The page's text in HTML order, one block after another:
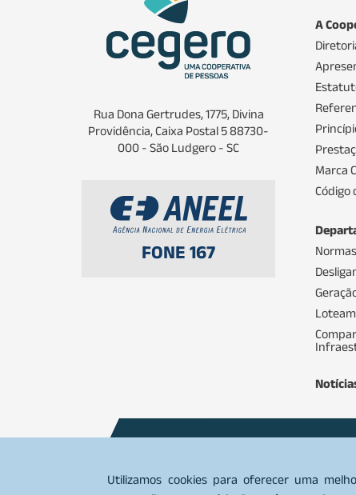
Utilizamos cookies para oferecer uma
Rua Dona Gertrudes, 1775, Divina
Providência, Caixa Postal 5 88730-
000 - São Ludgero - SC
FONE 167
A
Marca
Código
Normas
0800 644 6066 /